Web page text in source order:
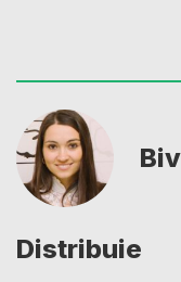
Distribuie